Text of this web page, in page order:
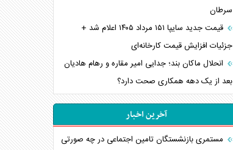
سرطان
قیمت جدید سایپا ۱۵۱ مرداد ۱۴۰۵ اعلام شد +
جزئیات افزایش قیمت کارخانه‌ای
انحلال ماکان بند؛ جدایی امیر مقاره و رهام هادیان
بعد از یک دهه همکاری صحت دارد؟
آخرین اخبار
مستمری بازنشستگان تامین اجتماعی در چه صورتی